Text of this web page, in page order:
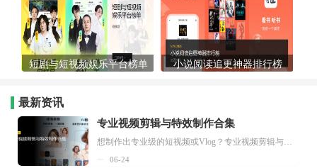
短剧与短视频娱乐平台榜单 小说阅读追更神器排行榜
最新资讯
专业视频剪辑与特效制作合集
06-24